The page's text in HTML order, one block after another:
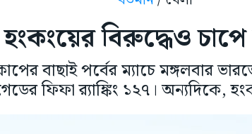
হংকংয়ের বিরুদ্ধেও
বাছাই পর্বের ম্যাচে মঙ্গলবার
ফিফা র‌্যাঙ্কিং ১২৭। অন্যদিকে,